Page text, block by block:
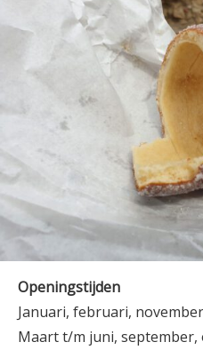
Openingstijden
Januari, februari,
Maart t/m juni, september,